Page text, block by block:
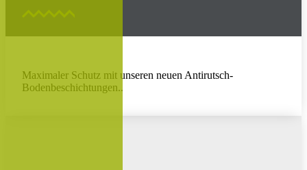
Maximaler Schutz mit unseren neuen Antirutsch-
Bodenbeschichtungen..